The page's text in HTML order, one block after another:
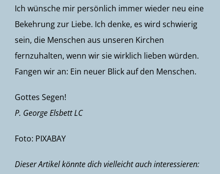
Ich wünsche mir persönlich immer wieder neu eine
Bekehrung zur Liebe. Ich denke, es wird schwierig
sein, die Menschen aus unseren Kirchen
fernzuhalten, wenn wir sie wirklich lieben würden.
Fangen wir an: Ein neuer Blick auf den Menschen.
Gottes Segen!
P. George Elsbett LC
Foto: PIXABAY
Dieser Artikel könnte dich vielleicht auch interessieren: